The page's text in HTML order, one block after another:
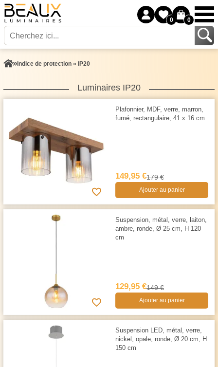
0 0
Indice de protection » IP20
Luminaires IP20
Plafonnier, MDF, verre, marron,
fumé, rectangulaire, 41 x 16 cm
149,95 €179 €
Ajouter au panier
Suspension, métal, verre, laiton,
ambre, ronde, Ø 25 cm, H 120
cm
129,95 €149 €
Ajouter au panier
Suspension LED, métal, verre,
nickel, opale, ronde, Ø 20 cm, H
150 cm